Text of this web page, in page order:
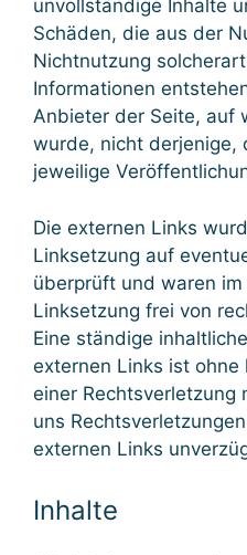
unvollständige Inhalte
Schäden, die aus der
Nichtnutzung
Informationen
Anbieter der Seite, auf
wurde, nicht derjenige,
jeweilige
Die externen Links
Linksetzung auf
überprüft und waren
Linksetzung frei von
Eine ständige
externen Links ist
einer Rechtsverletzung
uns
externen Links
Inhalte